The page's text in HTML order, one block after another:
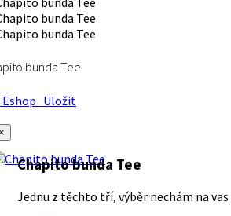
bunda Tee
Uložit
Chapito bunda Tee
Jednu z těchto tří, výběr nechám na vas